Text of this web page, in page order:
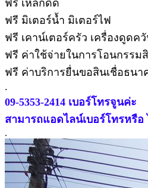
ฟรี เหล็กดัด
ฟรี มิเตอร์น้ำ มิเตอร์ไฟ
ฟรี เคาน์เตอร์ครัว เครื่องดูดค
ฟรี ค่าใช้จ่ายในการโอนกรรม
ฟรี ค่าบริการยื่นขอสินเชื่อธนา
.
09-5353-2414 เบอร์โทรจูนค่ะ
สามารถแอดไลน์เบอร์โทรหรือ
.